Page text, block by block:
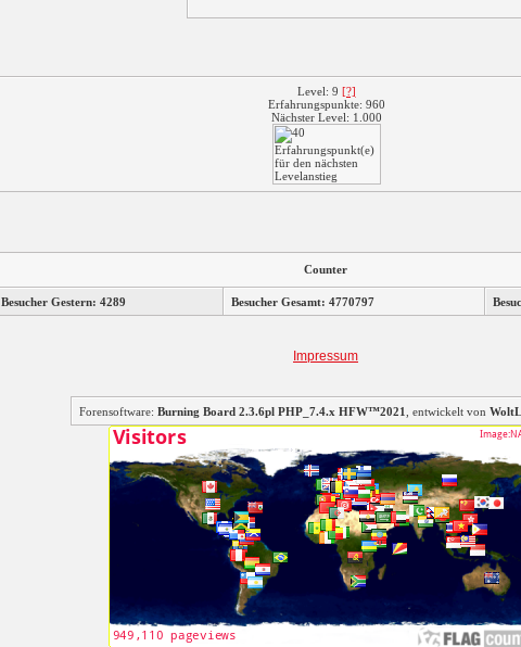
Level: 9 [?]
Erfahrungspunkte: 960
Nächster Level: 1.000
Counter
Besucher Gestern: 4289 Besucher Gesamt: 4770797
Impressum
Forensoftware: Burning Board 2.3.6pl PHP_7.4.x HFW™2021 , entwickelt von